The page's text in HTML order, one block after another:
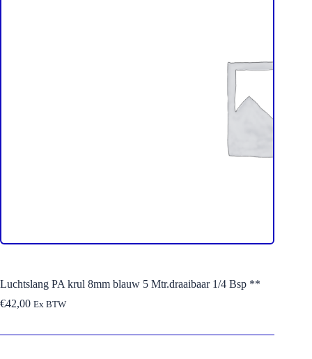
Luchtslang PA krul 8mm blauw 5 Mtr.draaibaar 1/4 Bsp **
€42,00 Ex BTW